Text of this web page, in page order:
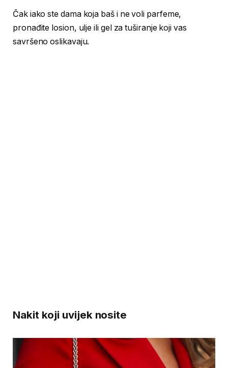
Čak iako ste dama koja baš i ne voli parfeme,
pronađite losion, ulje ili gel za tuširanje koji vas
savršeno oslikavaju.
Nakit koji uvijek nosite